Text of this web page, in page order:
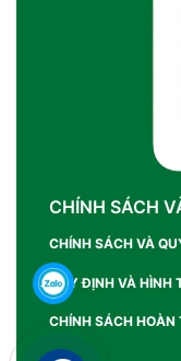
CHÍNH SÁCH
CHÍNH SÁCH VÀ
QUY ĐỊNH VÀ HÌNH
CHÍNH SÁCH HOÀN